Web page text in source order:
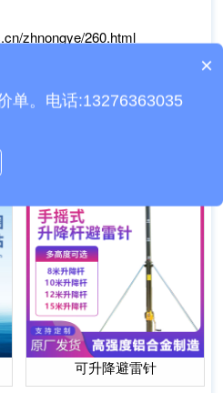
zhnongye/260.html
可升降避雷针
产品包含安装吗？
×
单。电话:13276363035